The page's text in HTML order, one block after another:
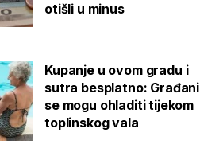
otišli u minus
Kupanje u ovom gradu i
sutra besplatno: Građani
se mogu ohladiti tijekom
toplinskog vala